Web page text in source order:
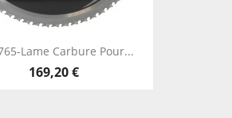
Lame Carbure Pour...
169,20 €